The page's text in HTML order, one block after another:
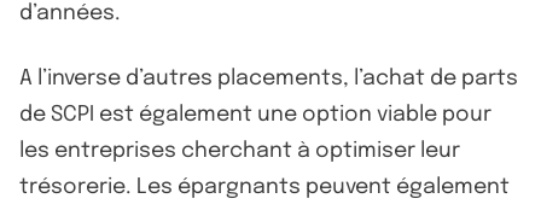
d’années.
A l’inverse d’autres placements, l’achat de parts
de SCPI est également une option viable pour
les entreprises cherchant à optimiser leur
trésorerie. Les épargnants peuvent également